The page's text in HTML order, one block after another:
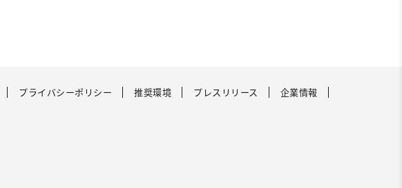
プライバシーポリシー 推奨環境 プレスリリース
企業情報